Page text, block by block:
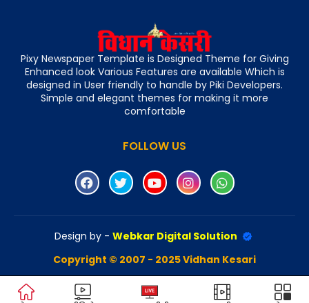
Pixy Newspaper Template is Designed Theme for Giving
Enhanced look Various Features are available Which is
designed in User friendly to handle by Piki Developers.
Simple and elegant themes for making it more
comfortable
FOLLOW US
Design by - Webkar Digital Solution
Copyright © 2007 - 2025 Vidhan Kesari